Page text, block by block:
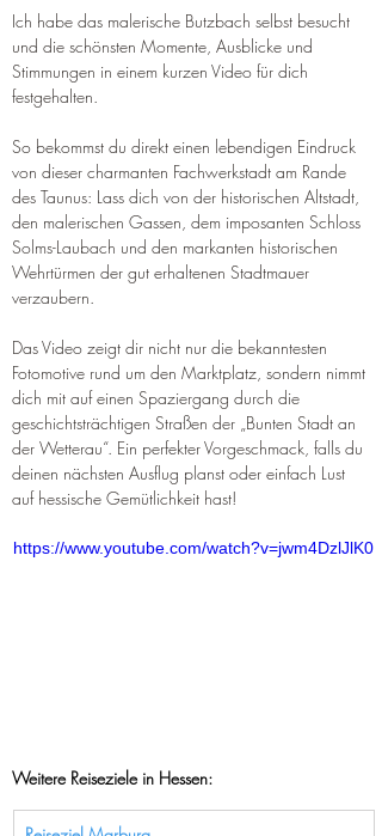
Ich habe das malerische Butzbach selbst besucht
und die schönsten Momente, Ausblicke und
Stimmungen in einem kurzen Video für dich
festgehalten.
So bekommst du direkt einen lebendigen Eindruck
von dieser charmanten Fachwerkstadt am Rande
des Taunus: Lass dich von der historischen Altstadt,
den malerischen Gassen, dem imposanten Schloss
Solms-Laubach und den markanten historischen
Wehrtürmen der gut erhaltenen Stadtmauer
verzaubern.
Das Video zeigt dir nicht nur die bekanntesten
Fotomotive rund um den Marktplatz, sondern nimmt
dich mit auf einen Spaziergang durch die
geschichtsträchtigen Straßen der „Bunten Stadt an
der Wetterau“. Ein perfekter Vorgeschmack, falls du
deinen nächsten Ausflug planst oder einfach Lust
auf hessische Gemütlichkeit hast!
https://www.youtube.com/watch?v=jwm4DzlJlK0
Weitere Reiseziele in Hessen: